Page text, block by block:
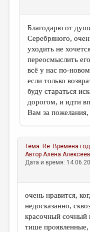
Благодарю от
Серебряного,
уходить не
переосмыслить
всё у нас по-
если только
буду стараться
дорогом, и идти
Вам за
Тема: Re: Времена
АвторАлёна
Дата и время:
очень нравится,
недосказанно,
красочный сочный
тише